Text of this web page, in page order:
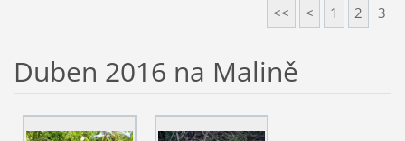
<< < 1 2 3
Duben 2016 na Malině